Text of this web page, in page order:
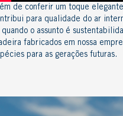
de conferir um toque
para qualidade do ar
quando o assunto é
fabricados em nossa
para as gerações futuras.